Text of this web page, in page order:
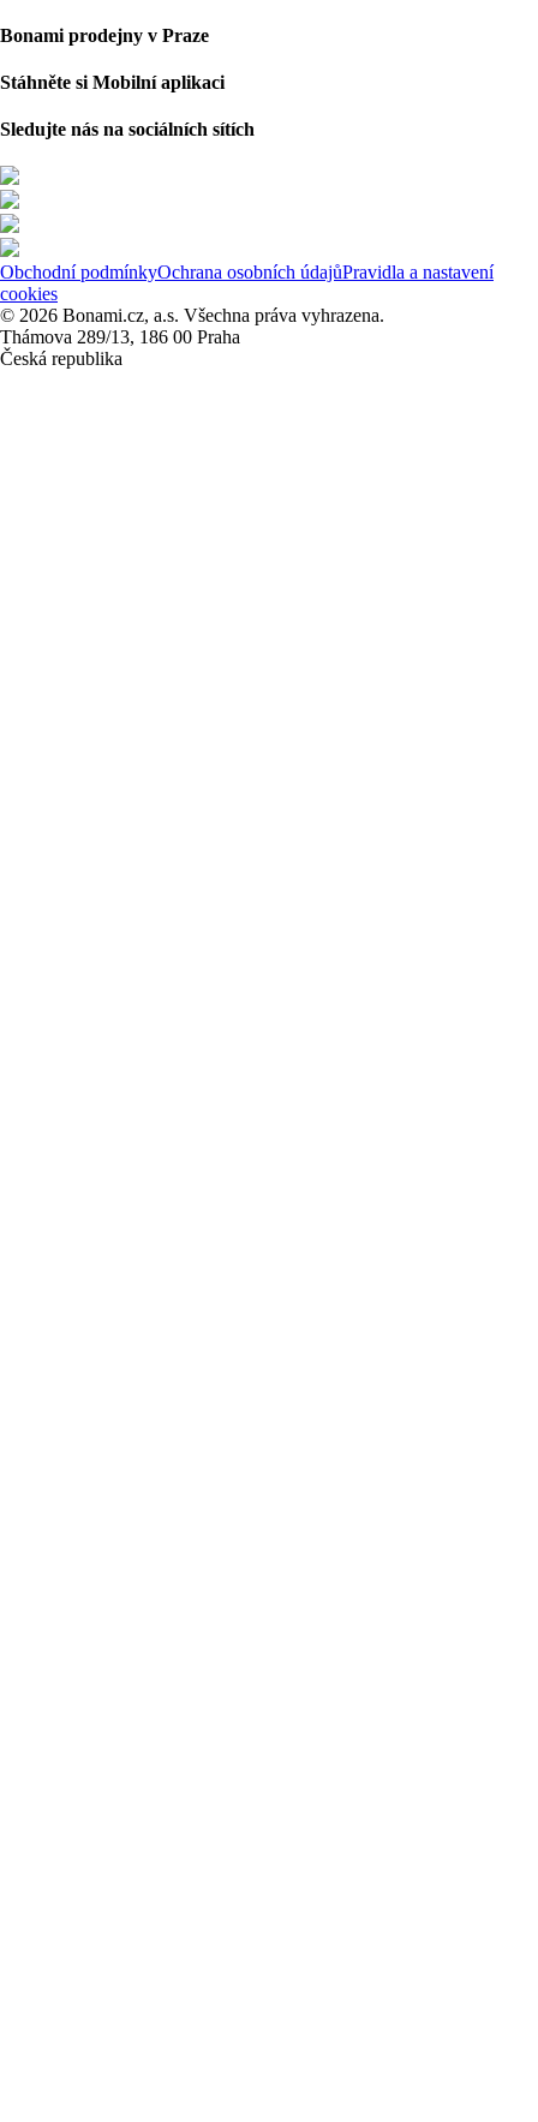
Bonami prodejny v Praze
Stáhněte si Mobilní aplikaci
Sledujte nás na sociálních sítích
Obchodní podmínkyOchrana osobních údajůPravidla a nastavení
cookies
© 2026 Bonami.cz, a.s. Všechna práva vyhrazena.
Thámova 289/13, 186 00 Praha
Česká republika